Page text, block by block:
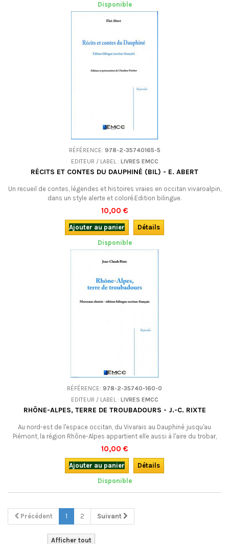
Disponible
RÉFÉRENCE: 978-2-35740165-5
EDITEUR / LABEL : LIVRES EMCC
RÉCITS ET CONTES DU DAUPHINÉ (BIL) - E. ABERT
Un recueil de contes, légendes et histoires vraies en occitan vivaroalpin,
dans un style alerte et coloré.Edition bilingue.
10,00 €
Ajouter au panier
Détails
Disponible
RÉFÉRENCE: 978-2-35740-160-0
EDITEUR / LABEL : LIVRES EMCC
RHÔNE-ALPES, TERRE DE TROUBADOURS - J.-C. RIXTE
Au nord-est de l'espace occitan, du Vivarais au Dauphiné jusqu'au
Piémont, la région Rhône-Alpes appartient elle aussi à l'aire du trobar,
cet art poétique complexe qui donna à l'Europe sa première grande
littérature.Ce livre donne un aperçu des troubadours dont la région peut
légitimement s'enorgueillir.Edition bilingue occitan-français.
10,00 €
Ajouter au panier
Détails
Disponible
Précédent 1 2 Suivant
Afficher tout